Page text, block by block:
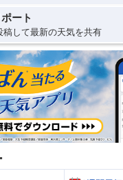
ート
稿して最新の天気を共有